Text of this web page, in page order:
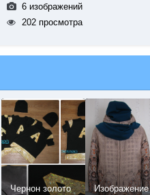
6 изображений
202 просмотра
Чернон золото
Изображение